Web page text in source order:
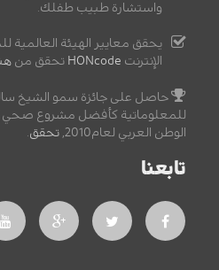
واستشارة طبيب طفلك.
يحقق معايير الهيئة العالمية
الإنترنت HONcode تحقق من
حاصل على جائزة سمو الشيخ
للمعلوماتية كأفضل مشروع صحي
الوطن العربي لعام2010,
تحقق
تابعنا